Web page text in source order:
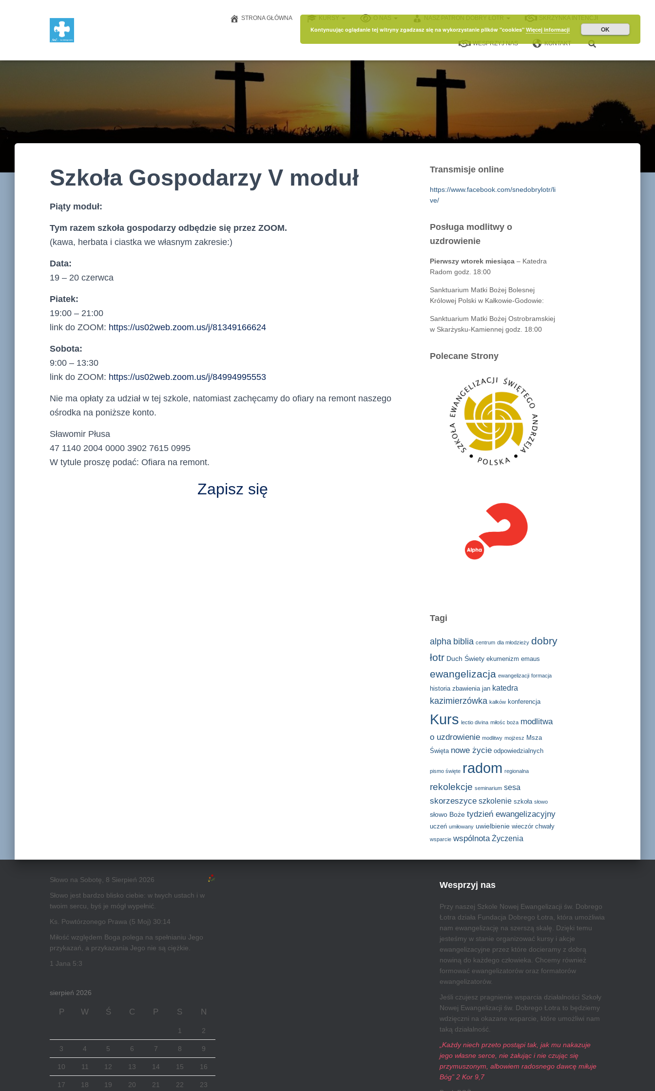
STRONA GŁÓWNA KURSY O NAS NASZ PATRON DOBRY ŁOTR SKRZYNKA INTENCJI
WESPRZYJ NAS KONTAKT
Szkoła Gospodarzy V moduł
Piąty moduł:
Tym razem szkoła gospodarzy odbędzie się przez ZOOM.
(kawa, herbata i ciastka we własnym zakresie:)
Data:
19 – 20 czerwca
Piatek:
19:00 – 21:00
link do ZOOM: https://us02web.zoom.us/j/81349166624
Sobota:
9:00 – 13:30
link do ZOOM: https://us02web.zoom.us/j/84994995553
Nie ma opłaty za udział w tej szkole, natomiast zachęcamy do ofiary na remont naszego
ośrodka na poniższe konto.
Sławomir Płusa
47 1140 2004 0000 3902 7615 0995
W tytule proszę podać: Ofiara na remont.
Zapisz się
Transmisje online
https://www.facebook.com/snedobrylotr/li
ve/
Posługa modlitwy o
uzdrowienie
Pierwszy wtorek miesiąca – Katedra
Radom godz. 18:00
Sanktuarium Matki Bożej Bolesnej
Królowej Polski w Kałkowie-Godowie:
Sanktuarium Matki Bożej Ostrobramskiej
w Skarżysku-Kamiennej godz. 18:00
Polecane Strony
Tagi
alpha biblia centrum dla młodzieży dobry
łotr Duch Świety ekumenizm emaus
ewangelizacja ewangelizacji formacja
historia zbawienia jan katedra
kazimierzówka kałków konferencja
Kurs lectio divina miłośc boża modlitwa
o uzdrowienie modlitwy mojżesz Msza
Święta nowe życie odpowiedzialnych
pismo święte radom regionalna
rekolekcje seminarium sesa
skorzeszyce szkolenie szkoła słowo
słowo Boże tydzień ewangelizacyjny
uczeń umiłowany uwielbienie wieczór chwały
wsparcie wspólnota Życzenia
Słowo na Sobotę, 8 Sierpień 2026
Słowo jest bardzo blisko ciebie: w twych ustach i w
twoim sercu, byś je mógł wypełnić.
Ks. Powtórzonego Prawa (5 Moj) 30:14
Miłość względem Boga polega na spełnianiu Jego
przykazań, a przykazania Jego nie są ciężkie.
1 Jana 5:3
sierpień 2026
P W Ś C P S N
1 2
3 4 5 6 7 8 9
10 11 12 13 14 15 16
17 18 19 20 21 22 23
Wesprzyj nas
Przy naszej Szkole Nowej Ewangelizacji św. Dobrego
Łotra działa Fundacja Dobrego Łotra, która umożliwia
nam ewangelizację na szerszą skalę. Dzięki temu
jesteśmy w stanie organizować kursy i akcje
ewangelizacyjne przez które docieramy z dobrą
nowiną do każdego człowieka. Chcemy również
formować ewangelizatorów oraz formatorów
ewangelizatorów.
Jeśli czujesz pragnienie wsparcia działalności Szkoły
Nowej Ewangelizacji św. Dobrego Łotra to będziemy
wdzięczni na okazane wsparcie, które umożliwi nam
taką działalność.
„Każdy niech przeto postąpi tak, jak mu nakazuje
jego własne serce, nie żałując i nie czując się
przymuszonym, albowiem radosnego dawcę miłuje
Bóg” 2 Kor 9,7
Kontynuując oglądanie tej witryny zgadzasz się na wykorzystanie plików "cookies" Więcej informacji OK